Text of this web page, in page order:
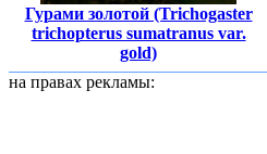
Гурами золотой (Trichogaster
trichopterus sumatranus var.
gold)
на правах рекламы: